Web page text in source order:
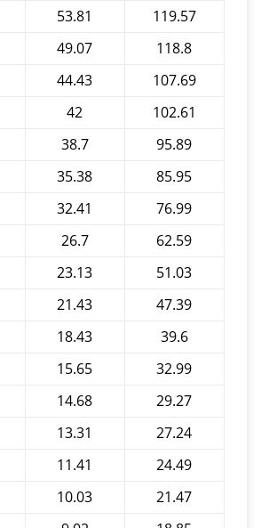
53.81
119.57
49.07
118.8
44.43
107.69
42
102.61
38.7
95.89
35.38
85.95
32.41
76.99
26.7
62.59
23.13
51.03
21.43
47.39
18.43
39.6
15.65
32.99
14.68
29.27
13.31
27.24
11.41
24.49
10.03
21.47